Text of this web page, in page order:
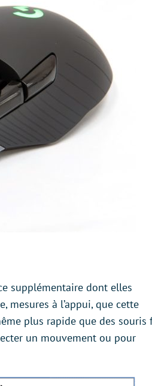
supplémentaire dont elles
mesures à l’appui, que cette
plus rapide que des souris
un mouvement ou pour